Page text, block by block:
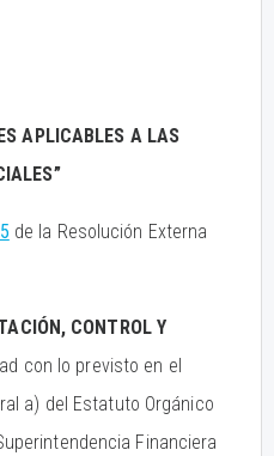
APLICABLES A LAS
de la Resolución Externa
CONTROL Y
con lo previsto en el
a) del Estatuto Orgánico
Financiera